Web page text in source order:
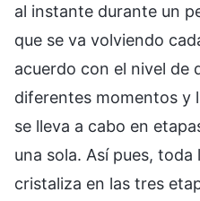
al instante durante un
que se va volviendo
acuerdo con el nivel de
diferentes momentos y
se lleva a cabo en
una sola. Así pues, toda
cristaliza en las tres